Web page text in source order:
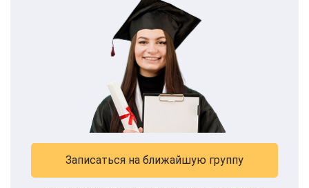
Записаться на ближайшую группу